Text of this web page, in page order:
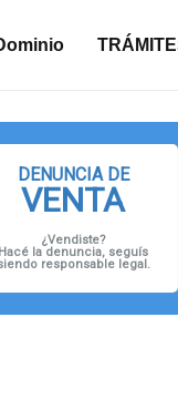
DENUNCIA DE
VENTA
¿Vendiste?
Hacé la denuncia, seguís
responsable legal.